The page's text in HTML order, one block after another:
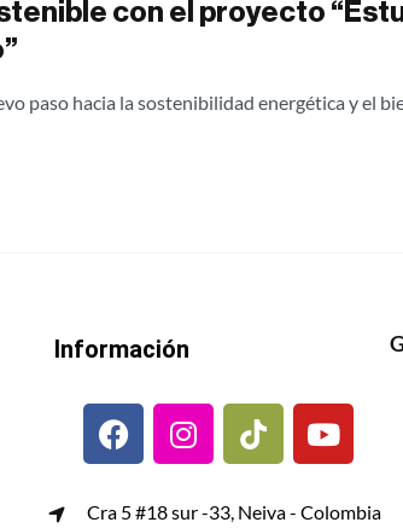
con el proyecto
paso hacia la sostenibilidad energética y el
Información
Cra 5 #18 sur -33, Neiva - Colombia